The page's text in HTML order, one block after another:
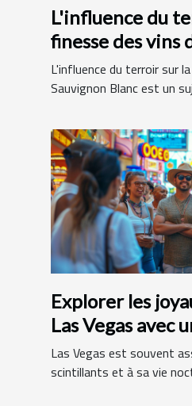
L'influence du
finesse des vins
Blanc
L'influence du terroir sur
Sauvignon Blanc est un
Explorer les
Las Vegas avec
francophone
Las Vegas est souvent
scintillants et à sa vie